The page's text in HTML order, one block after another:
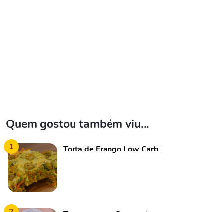
Quem gostou também viu...
1 Torta de Frango Low Carb